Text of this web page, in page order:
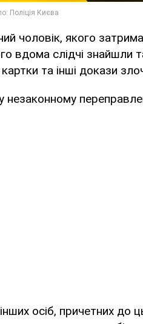
чоловік, якого
вдома слідчі знайшли
та інші докази
осіб, причетних до